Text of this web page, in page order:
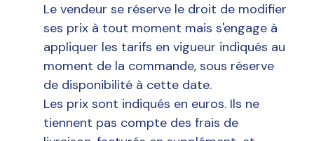
Le vendeur se réserve le droit de modifier
ses prix à tout moment mais s'engage à
appliquer les tarifs en vigueur indiqués au
moment de la commande, sous réserve
de disponibilité à cette date.
Les prix sont indiqués en euros. Ils ne
tiennent pas compte des frais de